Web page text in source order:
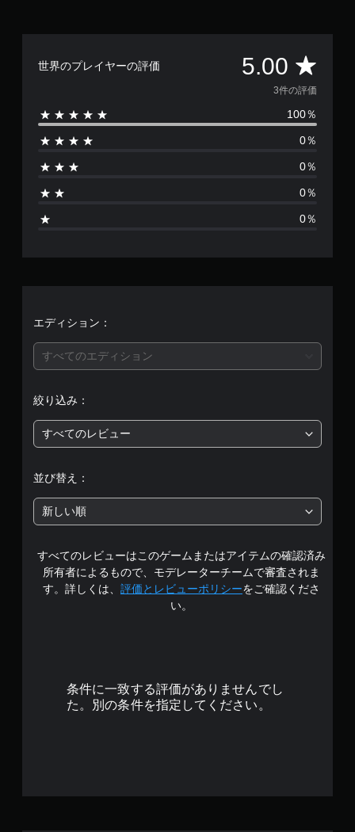
世界のプレイヤーの評価 5.00 評
価
数
は
、
段
階
の
5
で
す
3件の評価
100％
0％
0％
0％
0％
エディション：
すべてのエディション
絞り込み：
すべてのレビュー
並び替え：
新しい順
すべてのレビューはこのゲームまたはアイテムの確認済み
所有者によるもので、モデレーターチームで審査されま
す。詳しくは、 評価とレビューポリシーをご確認くださ
い。
条件に一致する評価がありませんでし
た。別の条件を指定してください。